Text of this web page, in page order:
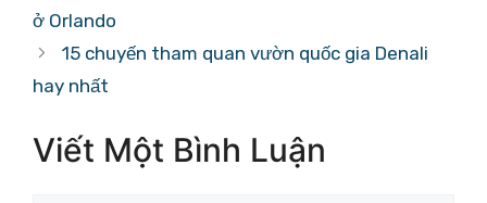
ở Orlando
15 chuyến tham quan vườn quốc gia Denali
hay nhất
Viết Một Bình Luận